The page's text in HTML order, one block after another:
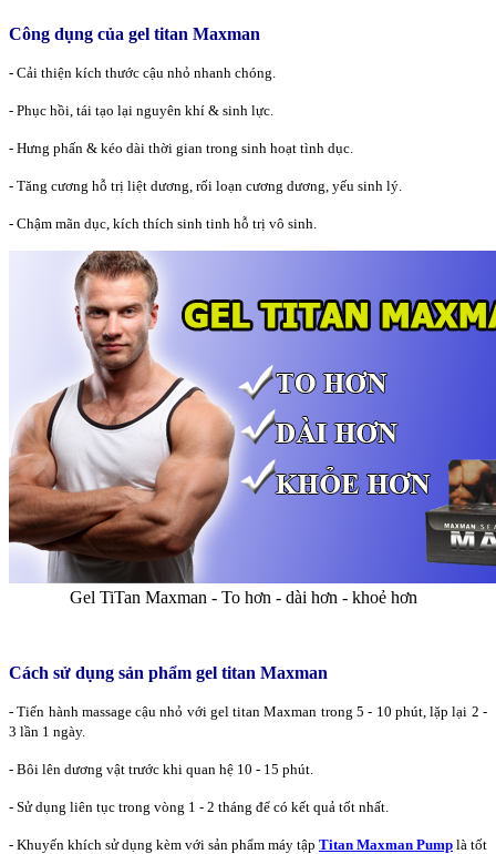
Công dụng của gel titan Maxman
- Cải thiện kích thước cậu nhỏ nhanh chóng.
- Phục hồi, tái tạo lại nguyên khí & sinh lực.
- Hưng phấn & kéo dài thời gian trong sinh hoạt tình dục.
- Tăng cương hỗ trị liệt dương, rối loạn cương dương, yếu sinh lý.
- Chậm mãn dục, kích thích sinh tinh hỗ trị vô sinh.
Gel TiTan Maxman - To hơn - dài hơn - khoẻ hơn
Cách sử dụng sản phẩm gel titan Maxman
- Tiến hành massage cậu nhỏ với gel titan Maxman trong 5 - 10 phút, lặp lại 2 -
3 lần 1 ngày.
- Bôi lên dương vật trước khi quan hệ 10 - 15 phút.
- Sử dụng liên tục trong vòng 1 - 2 tháng để có kết quả tốt nhất.
- Khuyến khích sử dụng kèm với sản phẩm máy tập Titan Maxman Pump là tốt